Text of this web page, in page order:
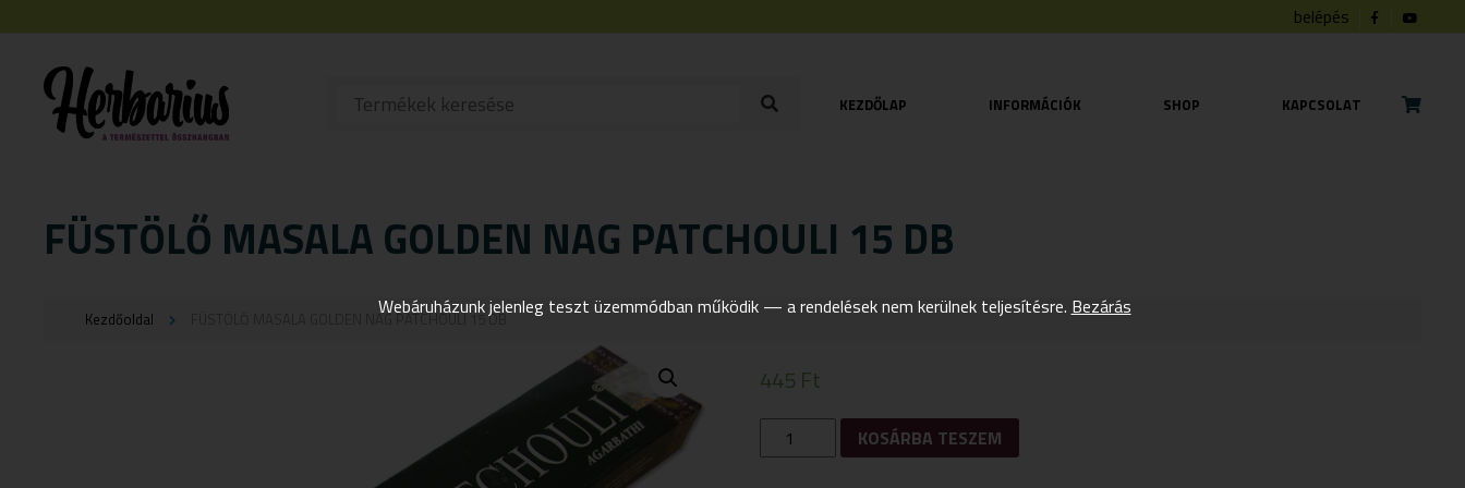
belépés
KEZDŐLAP INFORMÁCIÓK SHOP KAPCSOLAT
FÜSTÖLŐ MASALA GOLDEN NAG PATCHOULI 15 DB
Kezdőoldal FÜSTÖLŐ MASALA GOLDEN NAG PATCHOULI 15 DB
445 Ft
FÜSTÖLŐ
MASALA
KOSÁRBA TESZEM
Webáruházunk jelenleg teszt üzemmódban működik — a rendelések nem kerülnek teljesítésre. Bezárás